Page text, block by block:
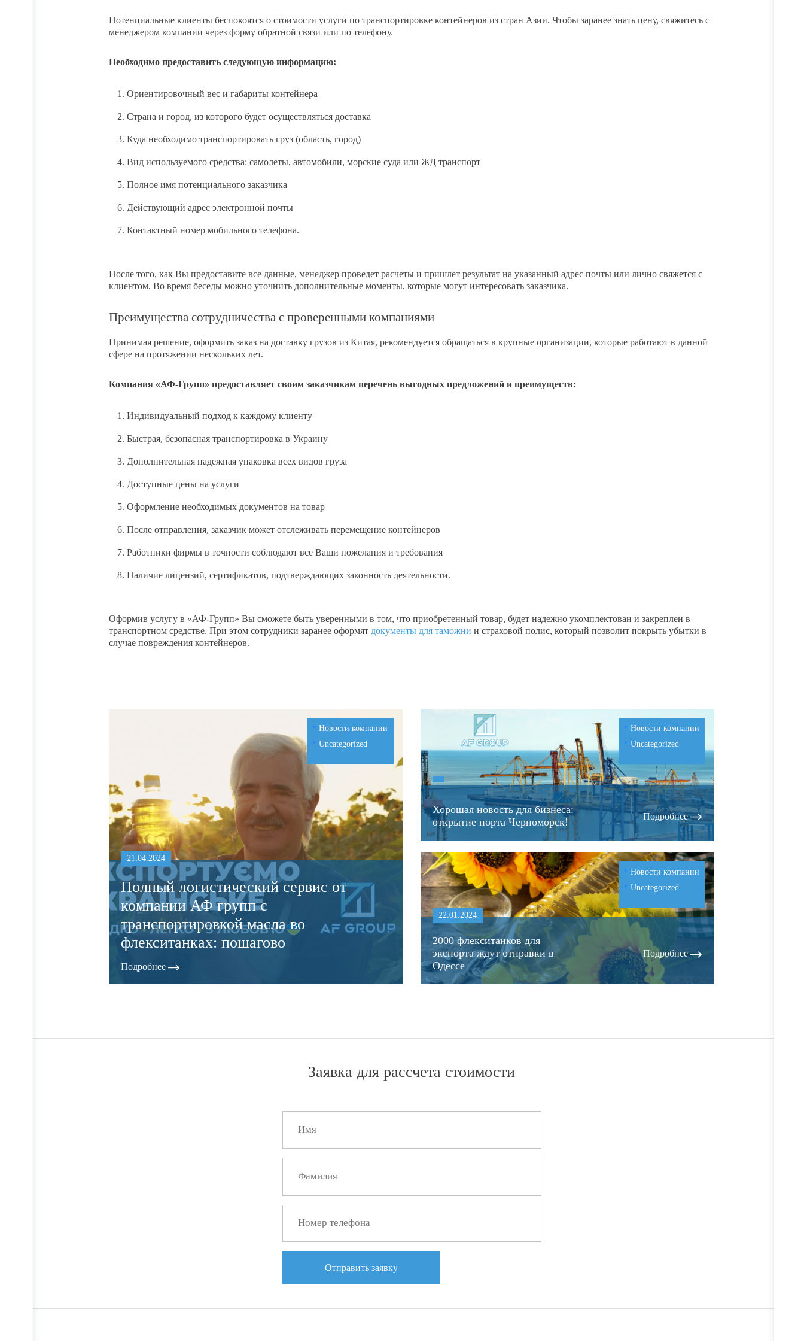
Потенциальные клиенты беспокоятся о стоимости услуги по транспортировке контейнеров из стран Азии. Чтобы заранее знать цену, свяжитесь с
менеджером компании через форму обратной связи или по телефону.
Необходимо предоставить следующую информацию:
Ориентировочный вес и габариты контейнера
Страна и город, из которого будет осуществляться доставка
Куда необходимо транспортировать груз (область, город)
Вид используемого средства: самолеты, автомобили, морские суда или ЖД транспорт
Полное имя потенциального заказчика
Действующий адрес электронной почты
Контактный номер мобильного телефона.
После того, как Вы предоставите все данные, менеджер проведет расчеты и пришлет результат на указанный адрес почты или лично свяжется с
клиентом. Во время беседы можно уточнить дополнительные моменты, которые могут интересовать заказчика.
Преимущества сотрудничества с проверенными компаниями
Принимая решение, оформить заказ на доставку грузов из Китая, рекомендуется обращаться в крупные организации, которые работают в данной
сфере на протяжении нескольких лет.
Компания «АФ-Групп» предоставляет своим заказчикам перечень выгодных предложений и преимуществ:
Индивидуальный подход к каждому клиенту
Быстрая, безопасная транспортировка в Украину
Дополнительная надежная упаковка всех видов груза
Доступные цены на услуги
Оформление необходимых документов на товар
После отправления, заказчик может отслеживать перемещение контейнеров
Работники фирмы в точности соблюдают все Ваши пожелания и требования
Наличие лицензий, сертификатов, подтверждающих законность деятельности.
Оформив услугу в «АФ-Групп» Вы сможете быть уверенными в том, что приобретенный товар, будет надежно укомплектован и закреплен в
транспортном средстве. При этом сотрудники заранее оформят документы для таможни и страховой полис, который позволит покрыть убытки в
случае повреждения контейнеров.
Новости компании
Uncategorized
21.04.2024
Полный логистический сервис от
компании АФ групп с
транспортировкой масла во
флекситанках: пошагово
Подробнее
Новости компании
Uncategorized
Хорошая новость для бизнеса:
открытие порта Черноморск!
Подробнее
Новости компании
Uncategorized
22.01.2024
2000 флекситанков для
экспорта ждут отправки в
Одессе
Подробнее
Заявка для рассчета стоимости
Отправить заявку